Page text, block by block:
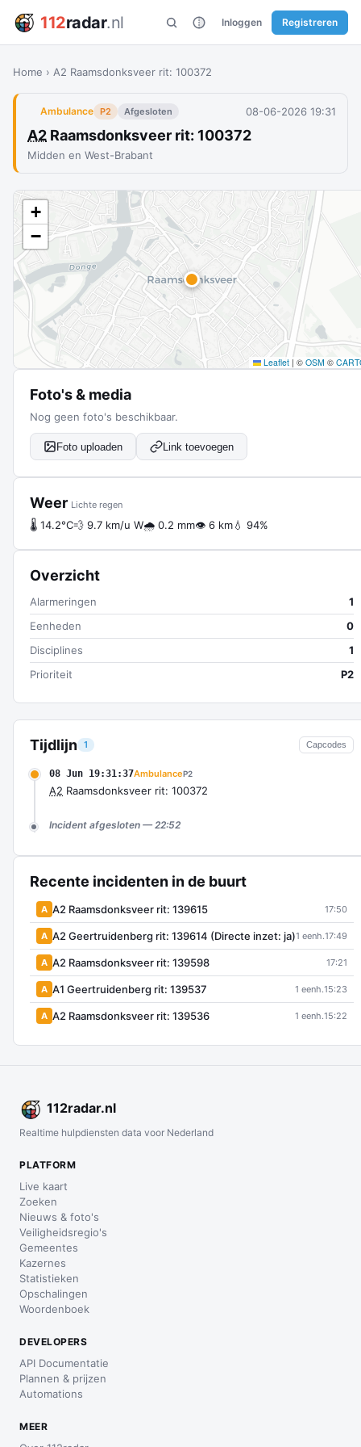
112radar.nl Inloggen Registreren
Home › A2 Raamsdonksveer rit: 100372
Ambulance P2 Afgesloten 08-06-2026 19:31
A2 Raamsdonksveer rit: 100372
Midden en West-Brabant
Tijdlijn 1 Capcodes
08 Jun 19:31:37AmbulanceP2
A2 Raamsdonksveer rit: 100372
Incident afgesloten — 22:52
Recente incidenten in de buurt
A A2 Raamsdonksveer rit: 139615 17:50
A A2 Geertruidenberg rit: 139614 (Directe inzet: ja)1 eenh.17:49
A A2 Raamsdonksveer rit: 139598 17:21
A A1 Geertruidenberg rit: 139537 1 eenh.15:23
A A2 Raamsdonksveer rit: 139536 1 eenh.15:22
+
−
Leaflet | © OSM ©
Foto's & media
Nog geen foto's beschikbaar.
Foto uploaden Link toevoegen
Weer Lichte regen
🌡 14.2°C💨 9.7 km/u W🌧 0.2 mm👁 6 km💧 94%
Overzicht
Alarmeringen
1
Eenheden
0
Disciplines
1
Prioriteit
P2
112radar.nl
Realtime hulpdiensten data voor Nederland
PLATFORM
Live kaart
Zoeken
Nieuws & foto's
Veiligheidsregio's
Gemeentes
Kazernes
Statistieken
Opschalingen
Woordenboek
DEVELOPERS
API Documentatie
Plannen & prijzen
Automations
MEER